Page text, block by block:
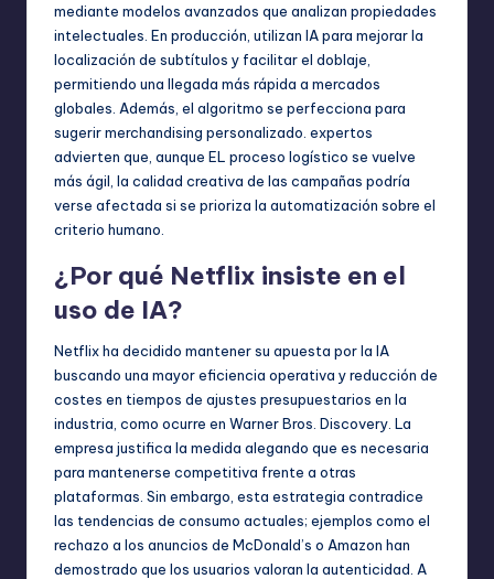
mediante modelos avanzados que analizan propiedades
intelectuales. En producción, utilizan IA para mejorar la
localización de subtítulos y facilitar el doblaje,
permitiendo una llegada más rápida a mercados
globales. Además, el algoritmo se perfecciona para
sugerir merchandising personalizado. expertos
advierten que, aunque EL proceso logístico se vuelve
más ágil, la calidad creativa de las campañas podría
verse afectada si se prioriza la automatización sobre el
criterio humano.
¿Por qué Netflix insiste en el
uso de IA?
Netflix ha decidido mantener su apuesta por la IA
buscando una mayor eficiencia operativa y reducción de
costes en tiempos de ajustes presupuestarios en la
industria, como ocurre en Warner Bros. Discovery. La
empresa justifica la medida alegando que es necesaria
para mantenerse competitiva frente a otras
plataformas. Sin embargo, esta estrategia contradice
las tendencias de consumo actuales; ejemplos como el
rechazo a los anuncios de McDonald’s o Amazon han
demostrado que los usuarios valoran la autenticidad. A